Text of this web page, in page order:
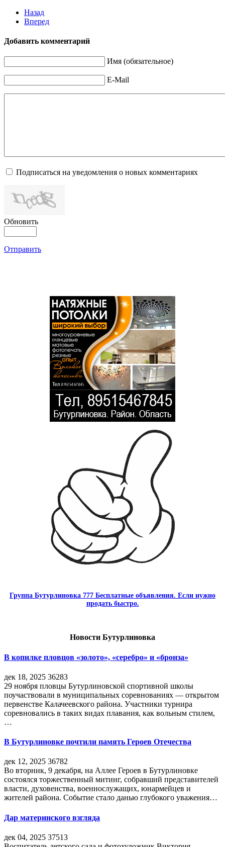
Назад
Вперед
Добавить комментарий
Имя (обязательное)
E-Mail
Подписаться на уведомления о новых комментариях
Обновить
Отправить
Группа Бутурлиновка 777 Бесплатные объявления. Если нужно
продать быстро.
Новости Бутурлиновка
В копилке пловцов «золото», «серебро» и «бронза»
дек 18, 2025 36283
29 ноября пловцы Бутурлиновской спортивной школы
поучаствовали в муниципальных соревнованиях — открытом
первенстве Калачеевского района. Участники турнира
соревновались в таких видах плавания, как вольным стилем,
…
В Бутурлиновке почтили память Героев Отечества
дек 12, 2025 36782
Во вторник, 9 декабря, на Аллее Героев в Бутурлиновке
состоялся торжественный митинг, собравший представителей
власти, духовенства, военнослужащих, юнармейцев и
жителей района. Событие стало данью глубокого уважения…
Дар материнского взгляда
дек 04, 2025 37513